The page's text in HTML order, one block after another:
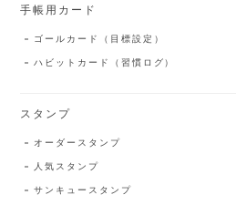
手帳用カード
ゴールカード（目標設定）
ハビットカード（習慣ログ）
スタンプ
オーダースタンプ
人気スタンプ
サンキュースタンプ